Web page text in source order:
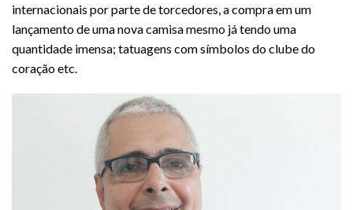
internacionais por parte de torcedores, a compra em um
lançamento de uma nova camisa mesmo já tendo uma
quantidade imensa; tatuagens com símbolos do clube do
coração etc.